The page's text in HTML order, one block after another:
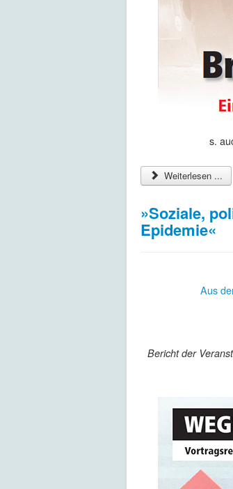
s.
Weiterlesen ...
»Soziale,
Epidemie«
Aus
Bericht der